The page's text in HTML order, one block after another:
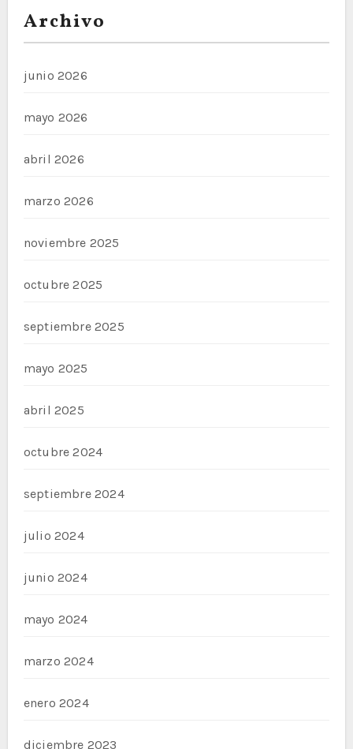
Archivo
junio 2026
mayo 2026
abril 2026
marzo 2026
noviembre 2025
octubre 2025
septiembre 2025
mayo 2025
abril 2025
octubre 2024
septiembre 2024
julio 2024
junio 2024
mayo 2024
marzo 2024
enero 2024
diciembre 2023